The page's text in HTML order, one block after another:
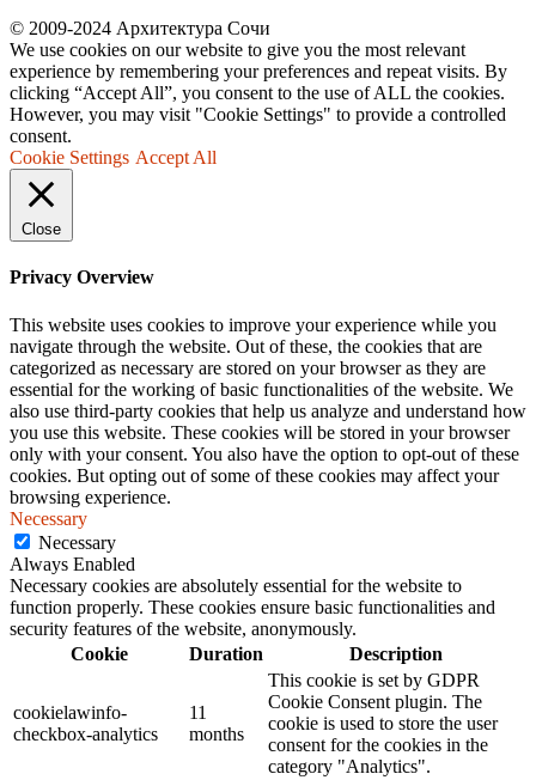
© 2009-2024 Архитектура Сочи
We use cookies on our website to give you the most relevant
experience by remembering your preferences and repeat visits. By
clicking “Accept All”, you consent to the use of ALL the cookies.
However, you may visit "Cookie Settings" to provide a controlled
consent.
Cookie Settings Accept All
Close
Privacy Overview
This website uses cookies to improve your experience while you
navigate through the website. Out of these, the cookies that are
categorized as necessary are stored on your browser as they are
essential for the working of basic functionalities of the website. We
also use third-party cookies that help us analyze and understand how
you use this website. These cookies will be stored in your browser
only with your consent. You also have the option to opt-out of these
cookies. But opting out of some of these cookies may affect your
browsing experience.
Necessary
Necessary
Always Enabled
Necessary cookies are absolutely essential for the website to
function properly. These cookies ensure basic functionalities and
security features of the website, anonymously.
Cookie
Duration Description
cookielawinfo-
checkbox-analytics
11
months
This cookie is set by GDPR
Cookie Consent plugin. The
cookie is used to store the user
consent for the cookies in the
category "Analytics".